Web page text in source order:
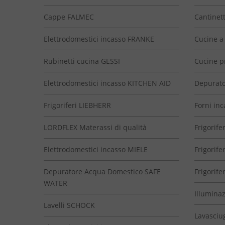
Cappe FALMEC
Elettrodomestici incasso FRANKE
Rubinetti cucina GESSI
Elettrodomestici incasso KITCHEN AID
Frigoriferi LIEBHERR
LORDFLEX Materassi di qualità
Elettrodomestici incasso MIELE
Depuratore Acqua Domestico SAFE
WATER
Lavelli SCHOCK
Cucine
Cucine
Forni